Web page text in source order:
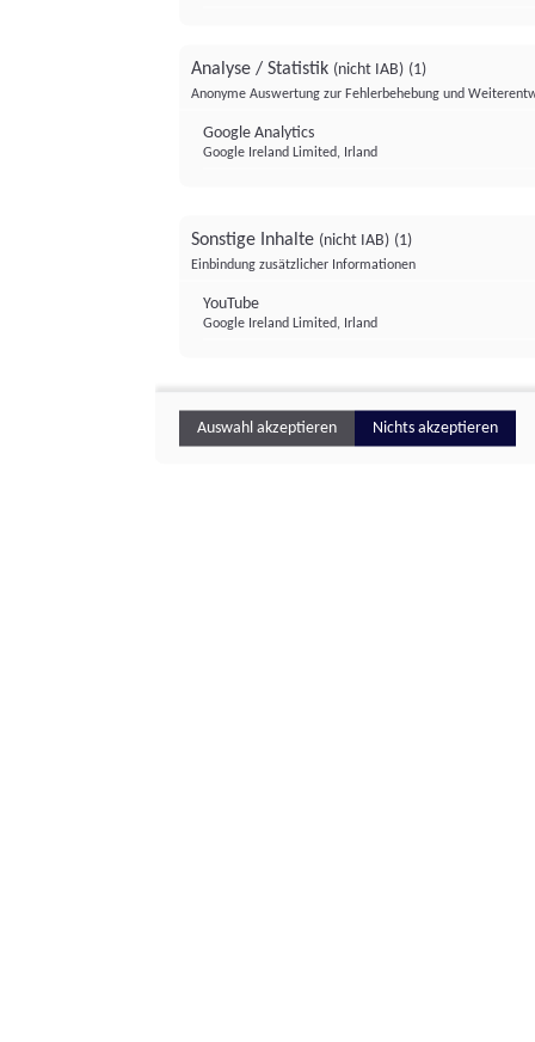
Analyse / Statistik (nicht IAB) (1)
Anonyme Auswertung zur Fehlerbehebung und
Google Analytics
Google Ireland Limited, Irland
Sonstige Inhalte (nicht IAB) (1)
Einbindung zusätzlicher Informationen
YouTube
Google Ireland Limited, Irland
Auswahl akzeptieren Nichts akzeptieren